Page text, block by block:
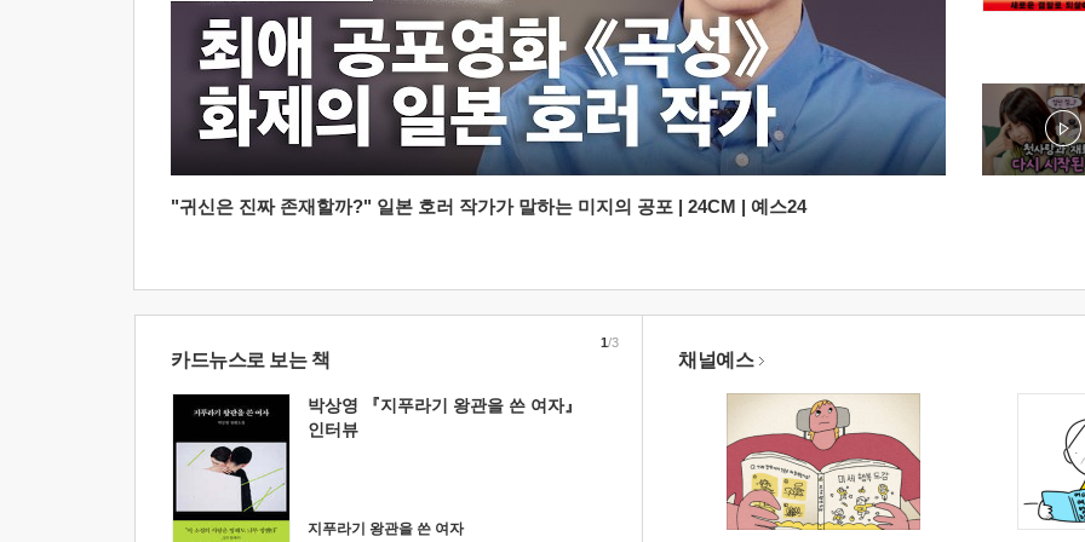
"귀신은 진짜 존재할까?" 일본 호러 작가가 말하는 미지의 공포 | 24CM | 예스24
카드뉴스로 보는 책
박상영 『지푸라기 왕관을 쓴 여자』
인터뷰
지푸라기 왕관을 쓴 여자
1/3
채널예스